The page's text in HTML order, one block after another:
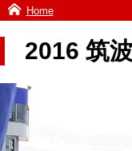
Home
2016 筑